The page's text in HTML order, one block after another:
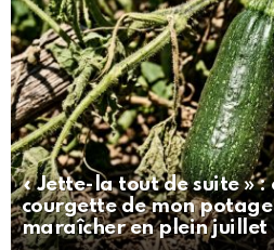
« Jette-la tout de suite » :
courgette de mon
maraîcher en plein juillet